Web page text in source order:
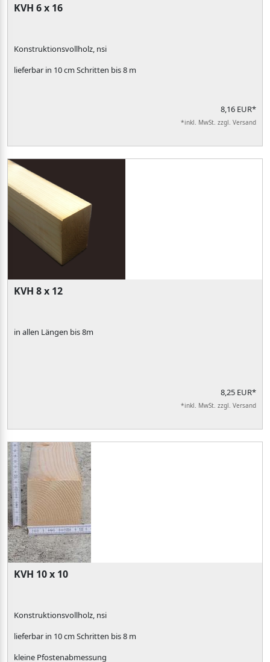
KVH 6 x 16
Konstruktionsvollholz, nsi
lieferbar in 10 cm Schritten bis 8 m
8,16 EUR*
*inkl. MwSt. zzgl. Versand
KVH 8 x 12
in allen Längen bis 8m
8,25 EUR*
*inkl. MwSt. zzgl. Versand
KVH 10 x 10
Konstruktionsvollholz, nsi
lieferbar in 10 cm Schritten bis 8 m
kleine Pfostenabmessung